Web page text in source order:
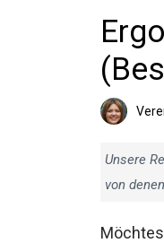
Unsere
von